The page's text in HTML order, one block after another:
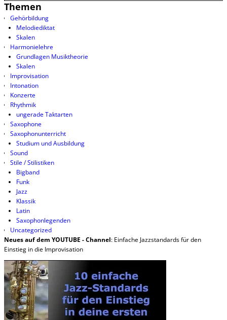
Themen
Gehörbildung
Melodiediktat
Skalen
Harmonielehre
Grundlagen Musiktheorie
Skalen
Improvisation
Intonation
Konzerte
Rhythmik
ungerade Taktarten
Saxophone
Saxophonunterricht
Studium und Ausbildung
Sound
Stile / Stilistiken
Bigband
Funk
Jazz
Klassik
Latin
Saxophonlegenden
Uncategorized
Neues auf dem YOUTUBE - Channel: Einfache Jazzstandards für den
Einstieg in die Improvisation